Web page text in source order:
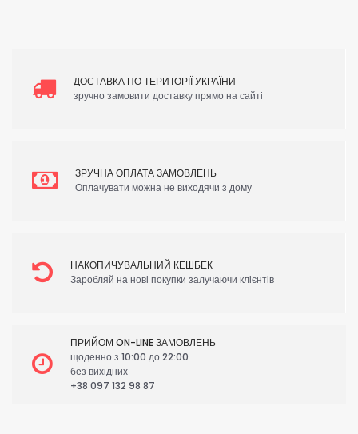
ДОСТАВКА ПО ТЕРИТОРІЇ УКРАЇНИ
зручно замовити доставку прямо на сайті
ЗРУЧНА ОПЛАТА ЗАМОВЛЕНЬ
Оплачувати можна не виходячи з дому
НАКОПИЧУВАЛЬНИЙ КЕШБЕК
Заробляй на нові покупки залучаючи клієнтів
ПРИЙОМ ON-LINE ЗАМОВЛЕНЬ
щоденно з 10:00 до 22:00
без вихідних
+38 097 132 98 87